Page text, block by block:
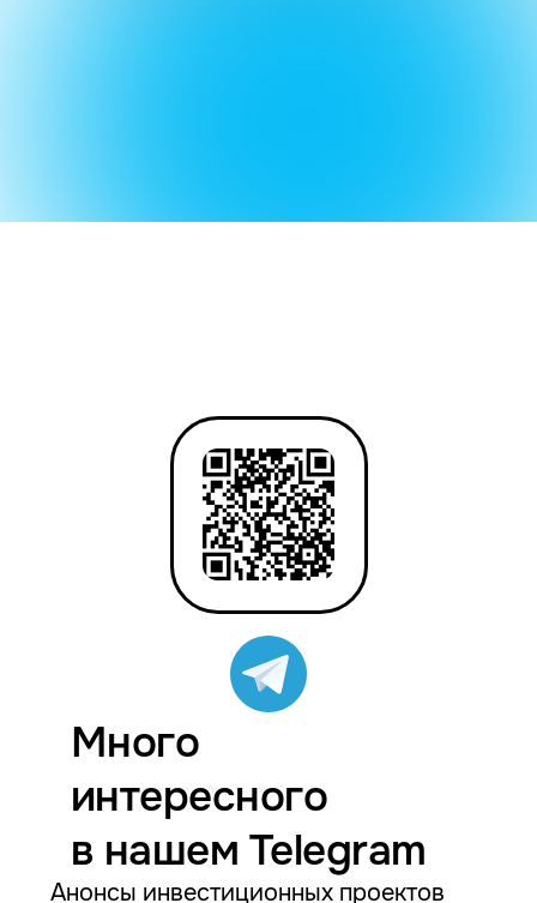
Много
интересного
в нашем Telegram
Анонсы инвестиционных проектов